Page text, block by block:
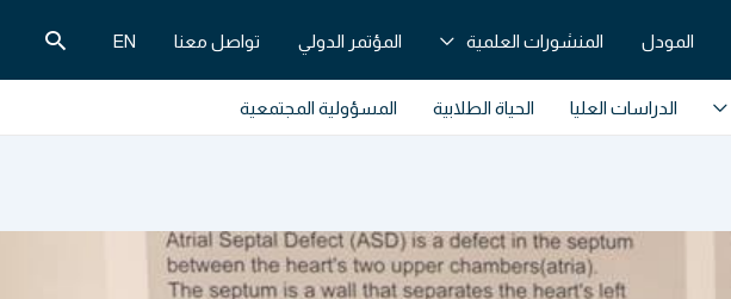
المودل المنشورات العلمية المؤتمر الدولي تواصل معنا EN البحث
الدراسات العليا الحياة الطلابية المسؤولية المجتمعية